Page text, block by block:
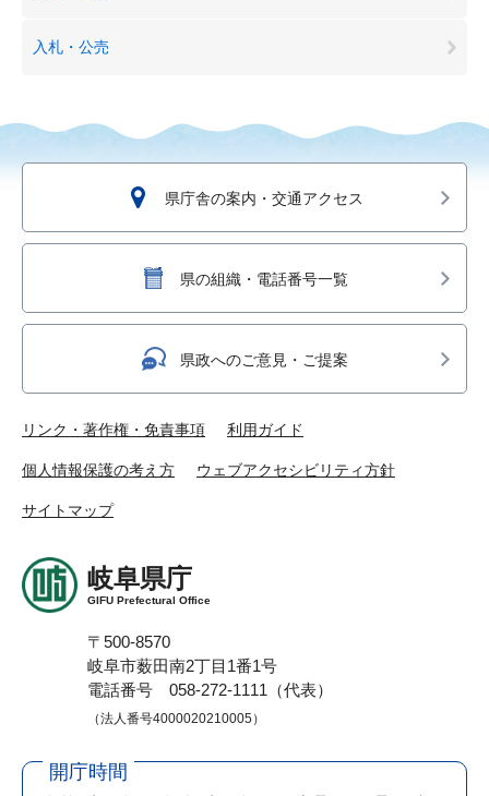
入札・公売
県庁舎の案内・交通アクセス
県の組織・電話番号一覧
県政へのご意見・ご提案
リンク・著作権・免責事項 利用ガイド
個人情報保護の考え方 ウェブアクセシビリティ方針
サイトマップ
岐阜県庁
GIFU Prefectural Office
〒500-8570
岐阜市薮田南2丁目1番1号
電話番号 058-272-1111（代表）
（法人番号4000020210005）
開庁時間